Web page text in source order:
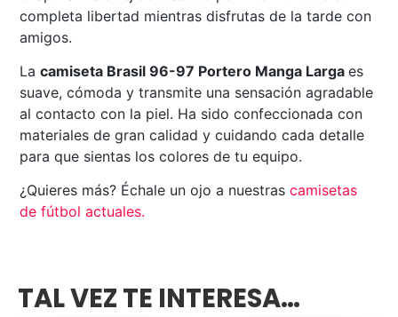
completa libertad mientras disfrutas de la tarde con
amigos.
Lacamiseta Brasil 96-97 Portero Manga Larga es
suave, cómoda y transmite una sensación agradable
al contacto con la piel. Ha sido confeccionada con
materiales de gran calidad y cuidando cada detalle
para que sientas los colores de tu equipo.
¿Quieres más? Échale un ojo a nuestrascamisetas
de fútbol actuales.
TAL VEZ TE INTERESA…